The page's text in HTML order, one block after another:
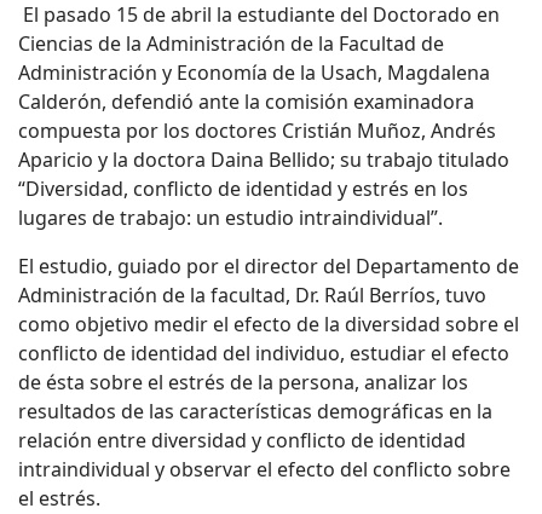
El pasado 15 de abril la estudiante del Doctorado en
Ciencias de la Administración de la Facultad de
Administración y Economía de la Usach, Magdalena
Calderón, defendió ante la comisión examinadora
compuesta por los doctores Cristián Muñoz, Andrés
Aparicio y la doctora Daina Bellido; su trabajo titulado
“Diversidad, conflicto de identidad y estrés en los
lugares de trabajo: un estudio intraindividual”.
El estudio, guiado por el director del Departamento de
Administración de la facultad, Dr. Raúl Berríos, tuvo
como objetivo medir el efecto de la diversidad sobre el
conflicto de identidad del individuo, estudiar el efecto
de ésta sobre el estrés de la persona, analizar los
resultados de las características demográficas en la
relación entre diversidad y conflicto de identidad
intraindividual y observar el efecto del conflicto sobre
el estrés.